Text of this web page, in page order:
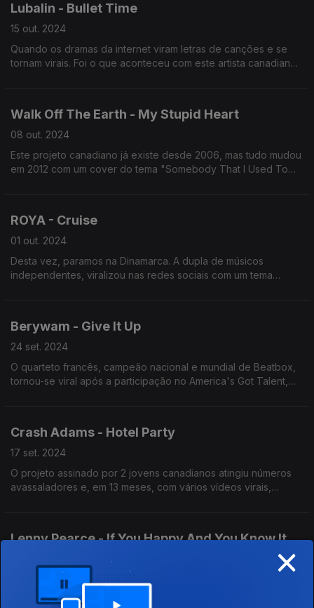
Lubalin - Bullet Time
15 out. 2024
Quando os dramas da internet viram letras de canções e se
tornam virais. Foi o que aconteceu com este artista canadiano
Walk Off The Earth - My Stupid Heart
08 out. 2024
Este projeto canadiano já existe desde 2006, mas tudo mudou
em 2012 com um cover do tema "Somebody That I Used To
ROYA - Cruise
01 out. 2024
Desta vez, paramos na Dinamarca. A dupla de músicos
independentes, viralizou nas redes sociais com um tema
Berywam - Give It Up
24 set. 2024
O quarteto francês, campeão nacional e mundial de Beatbox,
tornou-se viral após a participação no America's Got Talent,
Crash Adams - Hotel Party
17 set. 2024
O projeto assinado por 2 jovens canadianos atingiu números
avassaladores e, em 13 meses, com vários vídeos virais,
Lenny Pearce - If You Happy And You Know It
Lenny Pearce, australiano e ex-membro dos Justice Crew,
lançou-se a solo e viralizou com um novo estilo musical que
×